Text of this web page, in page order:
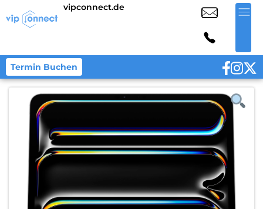
vipconnect.de
Termin Buchen